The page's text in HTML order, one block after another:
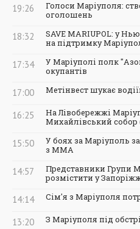
19:26
Голоси Маріуполя:
оголошень
18:32
SAVE MARIUPOL: у
на підтримку
17:34
У Маріуполі полк
окупантів
17:00 Метінвест шукає
16:25
На Лівобережжі
Михайлівський
15:50
У боях за Маріуполь
з ММА
14:57
Представники Групи
розмістити у
14:14 Сім'я з Маріуполя
13:20 З Маріуполя під